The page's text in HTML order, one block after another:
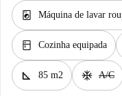
local_laundry_service Máquina de lavar
kitchen Cozinha equipada
square_foot 85 m2 ac_unit A/C